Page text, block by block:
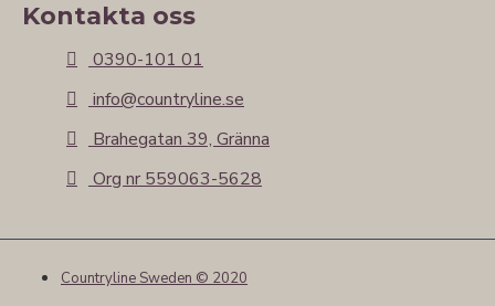
Kontakta oss
0390-101 01
info@countryline.se
Brahegatan 39, Gränna
Org nr 559063-5628
Countryline Sweden © 2020